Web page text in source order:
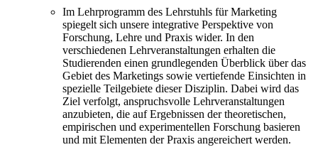
Im Lehrprogramm des Lehrstuhls für Marketing
spiegelt sich unsere integrative Perspektive von
Forschung, Lehre und Praxis wider. In den
verschiedenen Lehrveranstaltungen erhalten die
Studierenden einen grundlegenden Überblick über das
Gebiet des Marketings sowie vertiefende Einsichten in
spezielle Teilgebiete dieser Disziplin. Dabei wird das
Ziel verfolgt, anspruchsvolle Lehrveranstaltungen
anzubieten, die auf Ergebnissen der theoretischen,
empirischen und experimentellen Forschung basieren
und mit Elementen der Praxis angereichert werden.